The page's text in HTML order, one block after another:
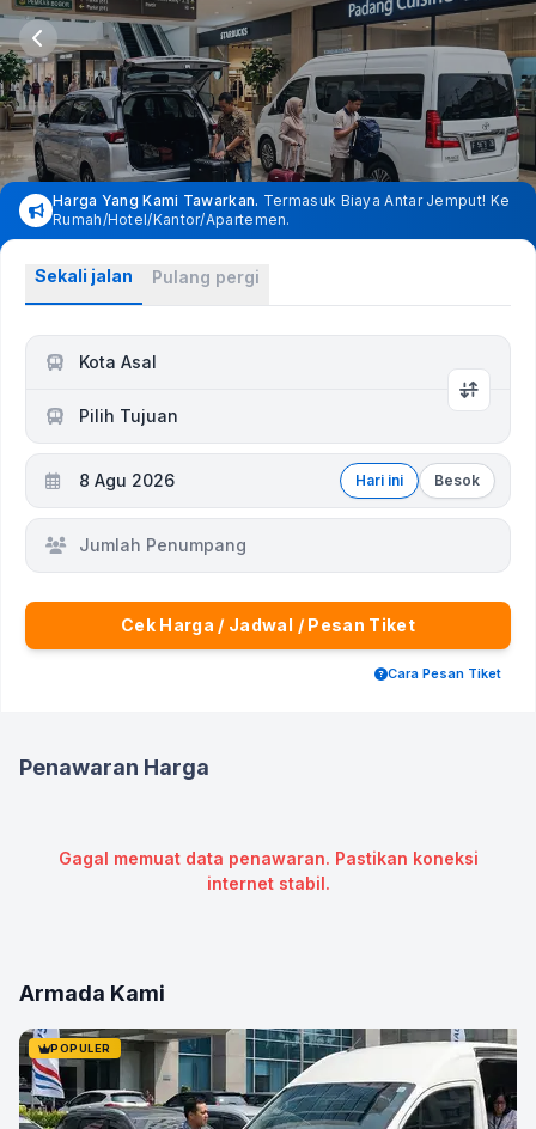
Harga Yang Kami Tawarkan. Termasuk Biaya Antar Jemput! Ke
Rumah/Hotel/Kantor/Apartemen.
Sekali jalan Pulang pergi
Kota Asal
Pilih Tujuan
8 Agu 2026 Hari ini Besok
Jumlah Penumpang
Cek Harga / Jadwal / Pesan Tiket
Cara Pesan Tiket
Penawaran Harga
Gagal memuat data penawaran. Pastikan koneksi
internet stabil.
Armada Kami
POPULER